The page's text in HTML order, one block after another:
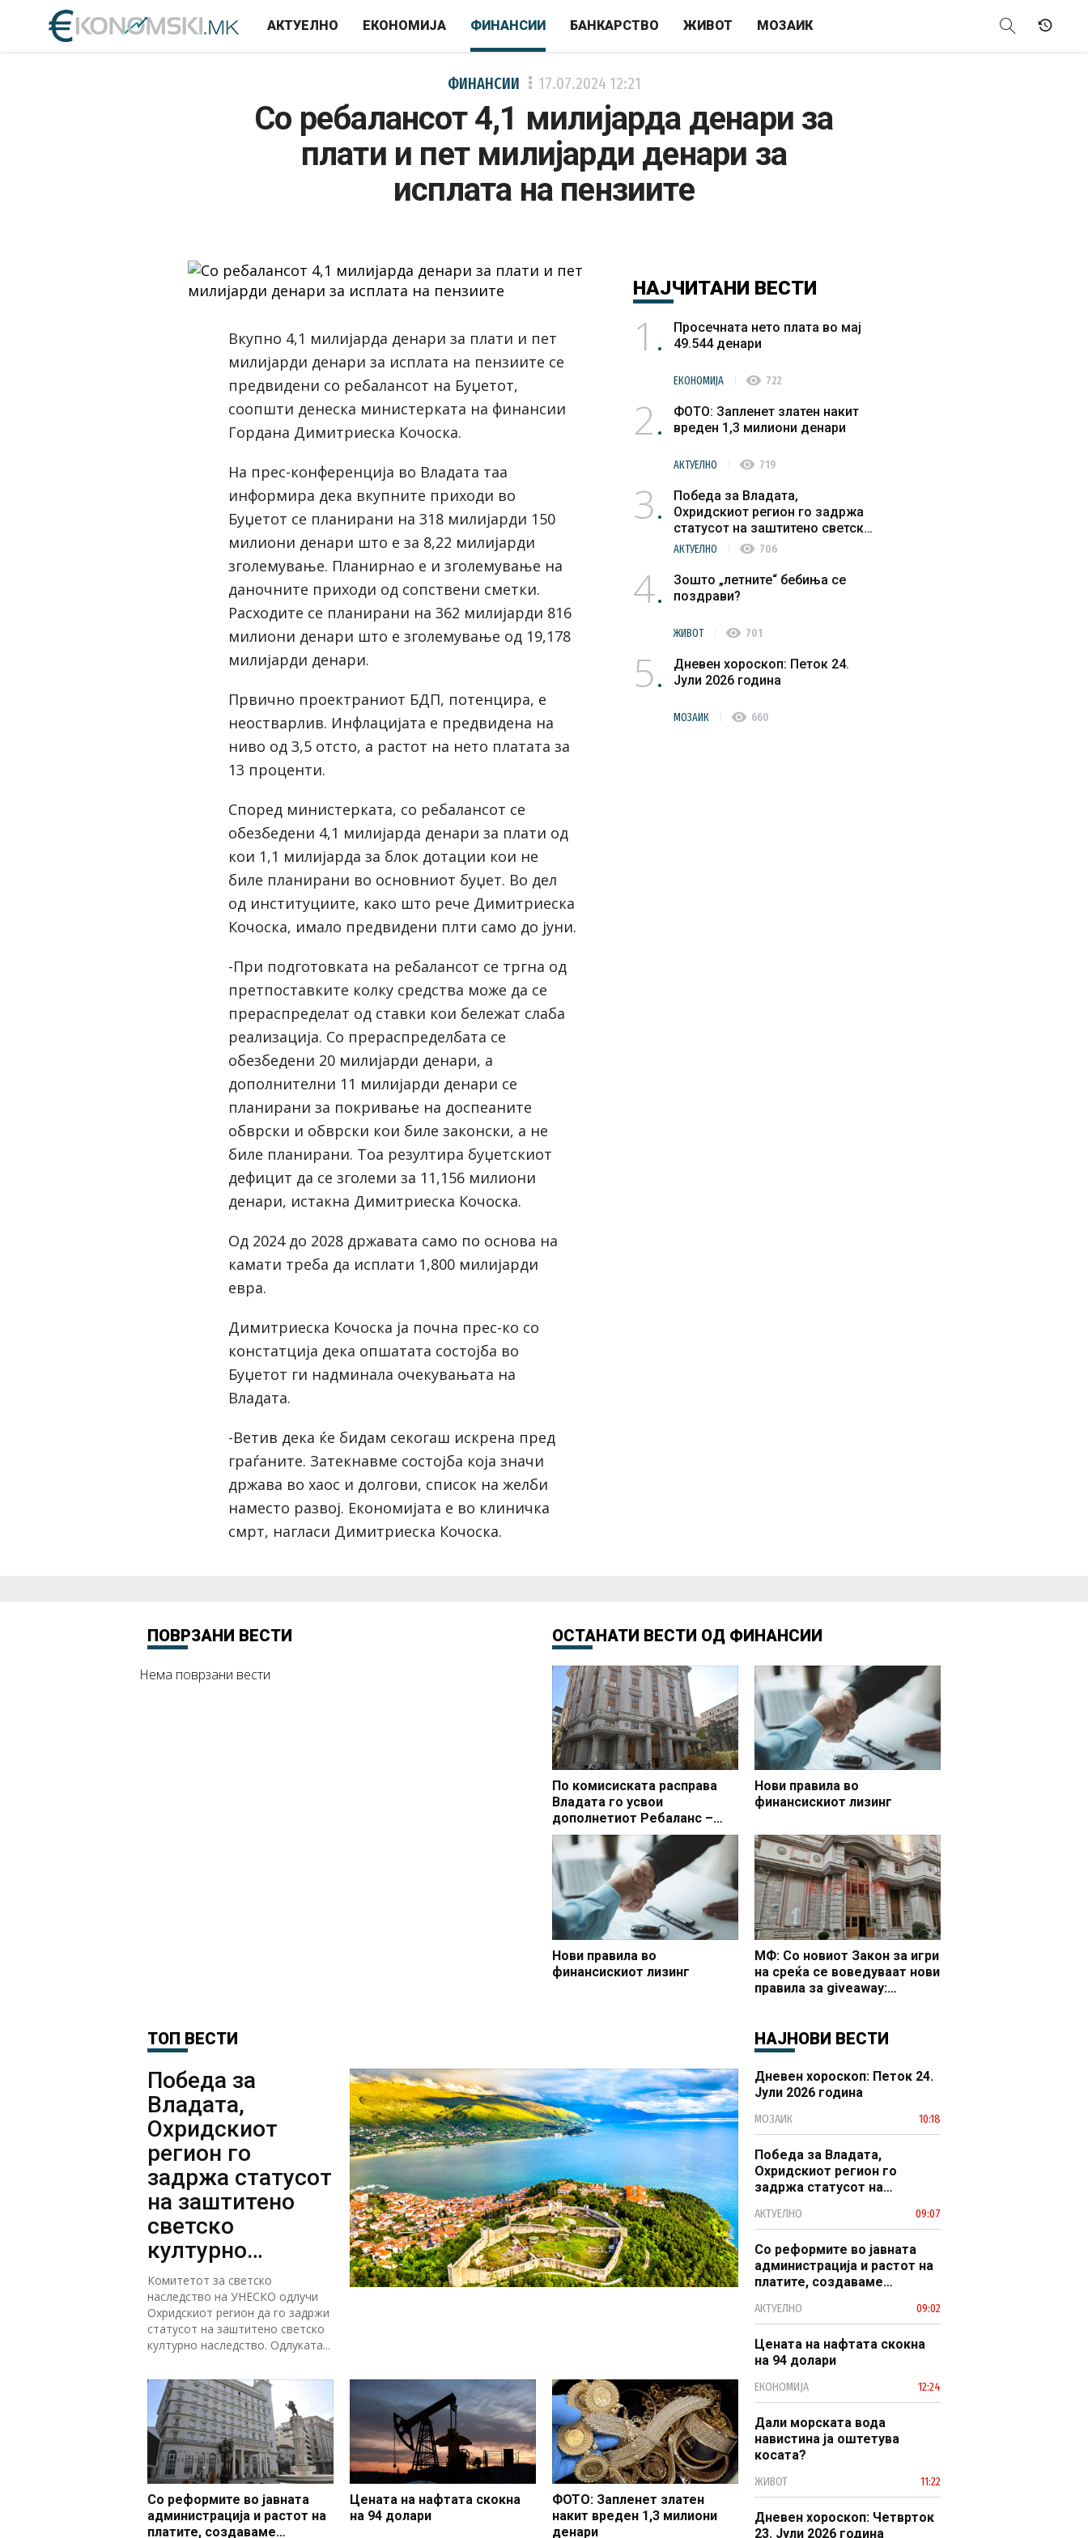
АКТУЕЛНО ЕКОНОМИЈА ФИНАНСИИ БАНКАРСТВО ЖИВОТ МОЗАИК
ФИНАНСИИ 17.07.2024 12:21
Со ребалансот 4,1 милијарда денари за
плати и пет милијарди денари за
исплата на пензиите
Вкупно 4,1 милијарда денари за плати и пет
милијарди денари за исплата на пензиите се
предвидени со ребалансот на Буџетот,
соопшти денеска министерката на финансии
Гордана Димитриеска Кочоска.
На прес-конференција во Владата таа
информира дека вкупните приходи во
Буџетот се планирани на 318 милијарди 150
милиони денари што е за 8,22 милијарди
зголемување. Планирнао е и зголемување на
даночните приходи од сопствени сметки.
Расходите се планирани на 362 милијарди 816
милиони денари што е зголемување од 19,178
милијарди денари.
Првично проектраниот БДП, потенцира, е
неостварлив. Инфлацијата е предвидена на
ниво од 3,5 отсто, а растот на нето платата за
13 проценти.
Според министерката, со ребалансот се
обезбедени 4,1 милијарда денари за плати од
кои 1,1 милијарда за блок дотации кои не
биле планирани во основниот буџет. Во дел
од институциите, како што рече Димитриеска
Кочоска, имало предвидени плти само до јуни.
-При подготовката на ребалансот се тргна од
претпоставките колку средства може да се
прераспределат од ставки кои бележат слаба
реализација. Со прераспределбата се
обезбедени 20 милијарди денари, а
дополнителни 11 милијарди денари се
планирани за покривање на доспеаните
обврски и обврски кои биле законски, а не
биле планирани. Тоа резултира буџетскиот
дефицит да се зголеми за 11,156 милиони
денари, истакна Димитриеска Кочоска.
Од 2024 до 2028 државата само по основа на
камати треба да исплати 1,800 милијарди
евра.
Димитриеска Кочоска ја почна прес-ко со
констатција дека опшатата состојба во
Буџетот ги надминала очекувањата на
Владата.
-Ветив дека ќе бидам секогаш искрена пред
граѓаните. Затекнавме состојба која значи
држава во хаос и долгови, список на желби
наместо развој. Економијата е во клиничка
смрт, нагласи Димитриеска Кочоска.
НАЈЧИТАНИ ВЕСТИ
1
Просечната нето плата во мај
49.544 денари
ЕКОНОМИЈА visibility 722
2
ФОТО: Запленет златен накит
вреден 1,3 милиони денари
АКТУЕЛНО visibility 719
3
Победа за Владата,
Охридскиот регион го задржа
статусот на заштитено светско
културно наследство
АКТУЕЛНО visibility 706
4
Зошто „летните“ бебиња се
поздрави?
ЖИВОТ visibility 701
5
Дневен хороскоп: Петок 24.
Јули 2026 година
МОЗАИК visibility 660
ПОВРЗАНИ ВЕСТИ
Нема поврзани вести
ОСТАНАТИ ВЕСТИ ОД ФИНАНСИИ
По комисиската расправа
Владата го усвои
дополнетиот Ребаланс –
обезбедени средства и за
поддршка на земјоделките и
жртвите на семејно и
родово насилство
Нови правила во
финансискиот лизинг
Нови правила во
финансискиот лизинг
МФ: Со новиот Закон за игри
на среќа се воведуваат нови
правила за giveaway:
организирање
ТОП ВЕСТИ
Победа за
Владата,
Охридскиот
регион го
задржа статусот
на заштитено
светско
културно
наследство
Комитетот за светско
наследство на УНЕСКО одлучи
Охридскиот регион да го задржи
статусот на заштитено светско
културно наследство. Одлуката...
Со реформите во јавната
администрација и растот на
платите, создаваме
Цената на нафтата скокна
на 94 долари
ФОТО: Запленет златен
накит вреден 1,3 милиони
денари
НАЈНОВИ ВЕСТИ
Дневен хороскоп: Петок 24.
Јули 2026 година
МОЗАИК 10:18
Победа за Владата,
Охридскиот регион го
задржа статусот на
наследство
АКТУЕЛНО 09:07
Со реформите во јавната
администрација и растот на
платите, создаваме
модерен јавен сектор
АКТУЕЛНО 09:02
Цената на нафтата скокна
на 94 долари
ЕКОНОМИЈА 12:24
Дали морската вода
навистина ја оштетува
косата?
ЖИВОТ 11:22
Дневен хороскоп: Четврток
23. Јули 2026 година